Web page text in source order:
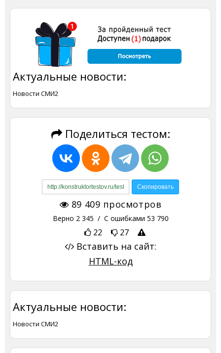
Актуальные новости:
Новости СМИ2
Поделиться тестом:
89 409 просмотров
Верно 2 345 / С ошибками 53 790
22 27
Вставить на сайт:
HTML-код
Актуальные новости:
Новости СМИ2